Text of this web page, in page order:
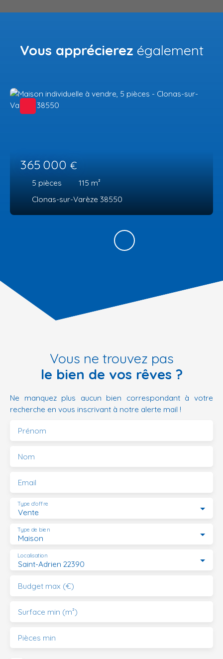
Vous apprécierez également
365 000 €
5 pièces 115 m²
Clonas-sur-Varèze 38550
Vous ne trouvez pas
le bien de vos rêves ?
Ne manquez plus aucun bien correspondant à votre
recherche en vous inscrivant à notre alerte mail !
Prénom
Nom
Email
Vente
Type d'offre
Maison
Type de bien
Saint-Adrien 22390
Localisation
Budget max (€)
Surface min (m²)
Pièces min